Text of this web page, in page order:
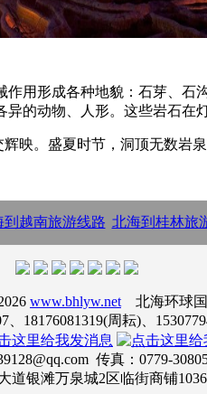
形成各种地貌：石芽、石
的动物、人形。这些岩石在
。盛夏时节，洞顶无数岩
到越南旅游线路 北海到桂林旅
www.bhlyw.net 北海环球
、18176081319(周耘)、
传真：0779-
道银滩万泉城2区临街商铺